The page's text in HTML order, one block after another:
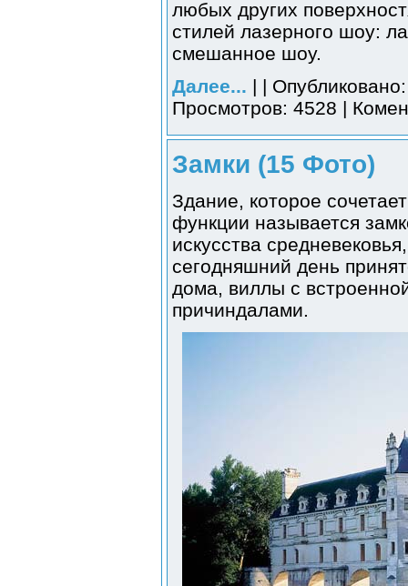
любых других
стилей лазерного шоу:
смешанное шоу.
Далее... | |
Просмотров: 4528 |
Замки (15 Фото)
Здание, которое
функции называется
искусства
сегодняшний день
дома, виллы с
причиндалами.